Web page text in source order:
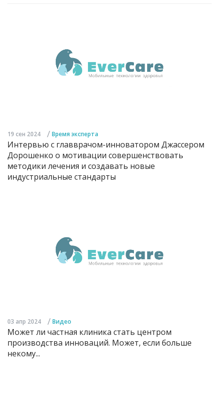
19 сен 2024 / Время эксперта
Интервью с главврачом-инноватором Джассером
Дорошенко о мотивации совершенствовать
методики лечения и создавать новые
индустриальные стандарты
03 апр 2024 / Видео
Может ли частная клиника стать центром
производства инноваций. Может, если больше
некому...